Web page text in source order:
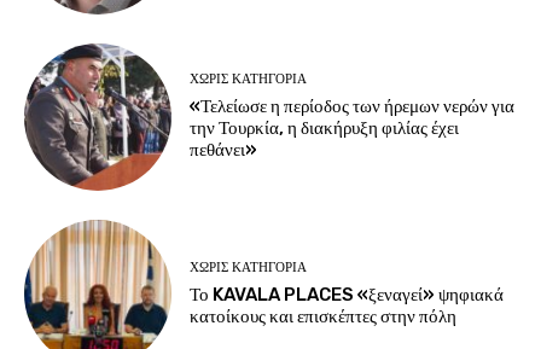
ΧΩΡΊΣ ΚΑΤΗΓΟΡΊΑ
«Τελείωσε η περίοδος των ήρεμων νερών για
την Τουρκία, η διακήρυξη φιλίας έχει
πεθάνει»
ΧΩΡΊΣ ΚΑΤΗΓΟΡΊΑ
Το KAVALA PLACES «ξεναγεί» ψηφιακά
κατοίκους και επισκέπτες στην πόλη